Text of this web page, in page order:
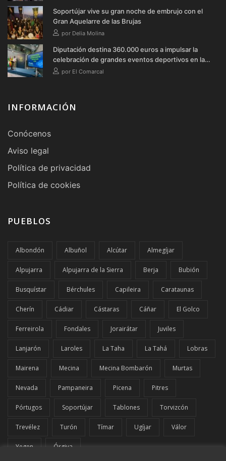
Soportújar vive su gran noche de embrujo con el
Gran Aquelarre de las Brujas
por Delia Molina
Diputación destina 360.000 euros a impulsar la
celebración de grandes eventos deportivos en la
provincia durante 2026
por El Comarcal
INFORMACIÓN
Conócenos
Aviso legal
Política de privacidad
Política de cookies
PUEBLOS
Albondón Albuñol Alcútar Almegíjar
Alpujarra Alpujarra de la Sierra Berja Bubión
Busquístar Bérchules Capileira Carataunas
Cherín Cádiar Cástaras Cáñar El Golco
Ferreirola Fondales Jorairátar Juviles
Lanjarón Laroles La Taha La Tahá Lobras
Mairena Mecina Mecina Bombarón Murtas
Nevada Pampaneira Picena Pitres
Pórtugos Soportújar Tablones Torvizcón
Trevélez Turón Tímar Ugíjar Válor
Yegen Órgiva